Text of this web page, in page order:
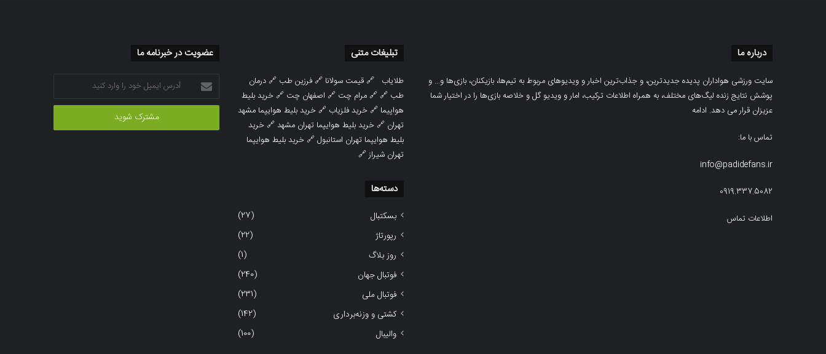
درباره ما
سایت ورزشی هواداران پدیده جدیدترین، و جذاب‌ترین اخبار و ویدیوهای مربوط به تیم‌ها، بازیکنان، بازی‌ها و… و
پوشش نتایج زنده لیگ‌های مختلف، به همراه اطلاعات ترکیب، امار و ویدیو‌‌ گل‌ و خلاصه بازی‌ها را در اختیار شما
عزیزان قرار می دهد. ادامه
تماس با ما:
info@padidefans.ir
0919.337.5082
اطلاعات تماس
تبلیغات متنی
طلایاب 🔗قیمت سولانا 🔗فرزین طب 🔗درمان
طب 🔗 🔗مرام چت 🔗 اصفهان چت 🔗خرید بلیط
هواپیما 🔗خرید فلزیاب 🔗خرید بلیط هوایپما مشهد
تهران 🔗خرید بلیط هوایپما تهران مشهد🔗خرید
بلیط هوایپما تهران استانبول🔗خرید بلیط هوایپما
تهران شیراز🔗
دسته‌ها
بسکتبال
(27)
رپورتاژ
(22)
روز بلاگ
(1)
فوتبال جهان
(240)
فوتبال ملی
(231)
کشتی و وزنه‌برداری
(142)
والیبال
(100)
عضویت در خبرنامه ما
آدرس
ایمیل
خود
وارد